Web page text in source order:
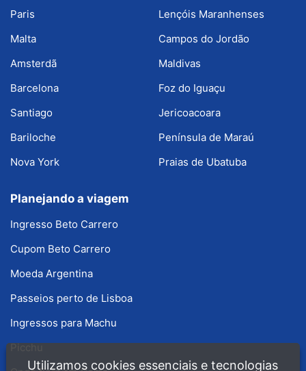
Paris
Malta
Amsterdã
Barcelona
Santiago
Bariloche
Nova York
Lençóis Maranhenses
Campos do Jordão
Maldivas
Foz do Iguaçu
Jericoacoara
Península de Maraú
Praias de Ubatuba
Planejando a viagem
Ingresso Beto Carrero
Cupom Beto Carrero
Moeda Argentina
Passeios perto de Lisboa
Ingressos para Machu
Utilizamos cookies essenciais e tecnologias